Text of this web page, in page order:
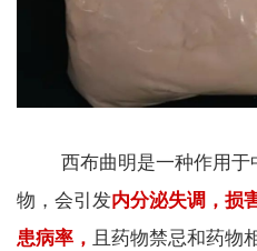
西布曲明是一种作用于
物，会引发内分泌失调，损
患病率 ， 且药物禁忌和药物